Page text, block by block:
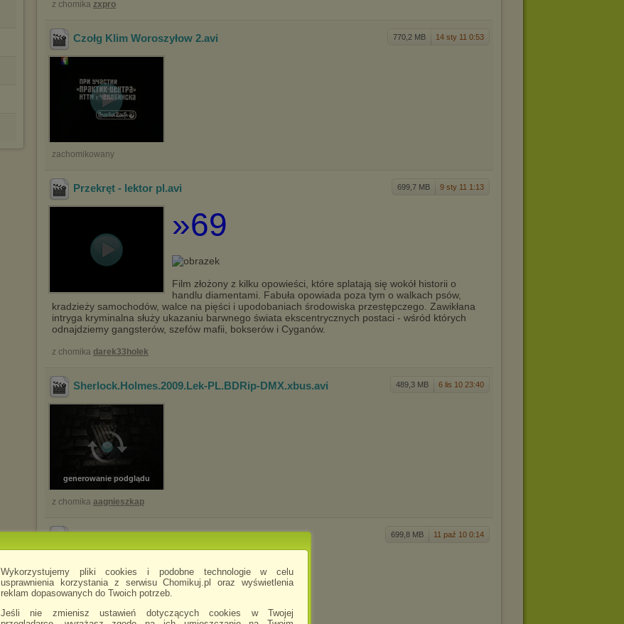
Wykorzystujemy pliki cookies i podobne technologie w celu
usprawnienia korzystania z serwisu Chomikuj.pl oraz wyświetlenia
reklam dopasowanych do Twoich potrzeb.
Jeśli nie zmienisz ustawień dotyczących cookies w Twojej
z chomika zxpro
770,2 MB 14 sty 11 0:53
Czołg Klim Woroszyłow 2.avi
zachomikowany
699,7 MB 9 sty 11 1:13
Przekręt - lektor pl .avi
»69
Film złożony z kilku opowieści, które splatają się wokół historii o
handlu diamentami. Fabuła opowiada poza tym o walkach psów,
kradzieży samochodów, walce na pięści i upodobaniach środowiska przestępczego. Zawikłana
intryga kryminalna służy ukazaniu barwnego świata ekscentrycznych postaci - wśród których
odnajdziemy gangsterów, szefów mafii, bokserów i Cyganów.
z chomika darek33holek
489,3 MB 6 lis 10 23:40
Sherlock.Holmes.2009.Lek-PL.BDRip-DMX.xbus.avi
generowanie podglądu
z chomika aagnieszkap
699,8 MB 11 paź 10 0:14